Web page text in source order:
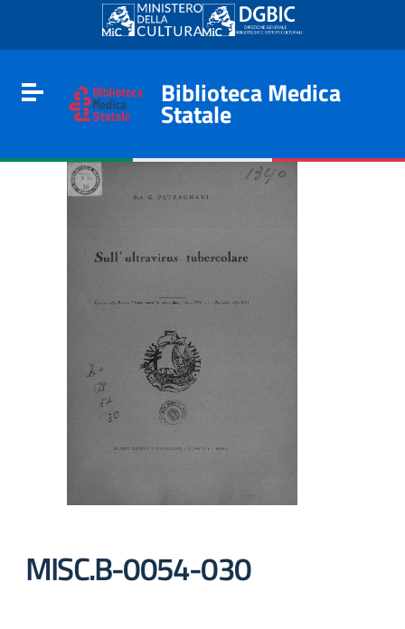
Go to content
Go to the navigation menu
Go to the footer
Toggle navigation
Biblioteca Medica
Statale
MISC.B-0054-030